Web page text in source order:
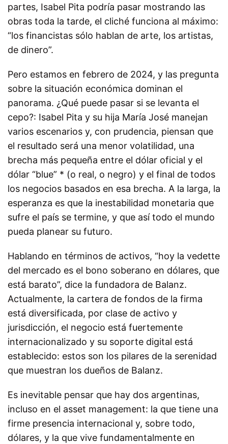
partes, Isabel Pita podría pasar mostrando las
obras toda la tarde, el cliché funciona al máximo:
“los financistas sólo hablan de arte, los artistas,
de dinero”.
Pero estamos en febrero de 2024, y las pregunta
sobre la situación económica dominan el
panorama. ¿Qué puede pasar si se levanta el
cepo?: Isabel Pita y su hija María José manejan
varios escenarios y, con prudencia, piensan que
el resultado será una menor volatilidad, una
brecha más pequeña entre el dólar oficial y el
dólar “blue” * (o real, o negro) y el final de todos
los negocios basados en esa brecha. A la larga, la
esperanza es que la inestabilidad monetaria que
sufre el país se termine, y que así todo el mundo
pueda planear su futuro.
Hablando en términos de activos, “hoy la vedette
del mercado es el bono soberano en dólares, que
está barato”, dice la fundadora de Balanz.
Actualmente, la cartera de fondos de la firma
está diversificada, por clase de activo y
jurisdicción, el negocio está fuertemente
internacionalizado y su soporte digital está
establecido: estos son los pilares de la serenidad
que muestran los dueños de Balanz.
Es inevitable pensar que hay dos argentinas,
incluso en el asset management: la que tiene una
firme presencia internacional y, sobre todo,
dólares, y la que vive fundamentalmente en